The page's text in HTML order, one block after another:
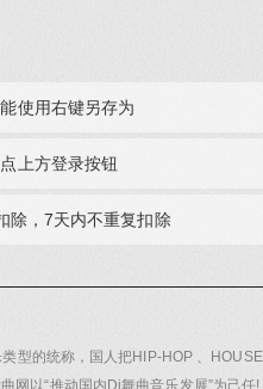
使用右键另存为
上方登录按钮
除，7天内不重复扣除
型的统称，国人把HIP-HOP 、